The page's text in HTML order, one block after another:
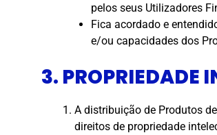
pelos seus Utilizadores
Fica acordado e
e/ou capacidades dos
3. PROPRIEDADE
A distribuição de Produtos
direitos de propriedade